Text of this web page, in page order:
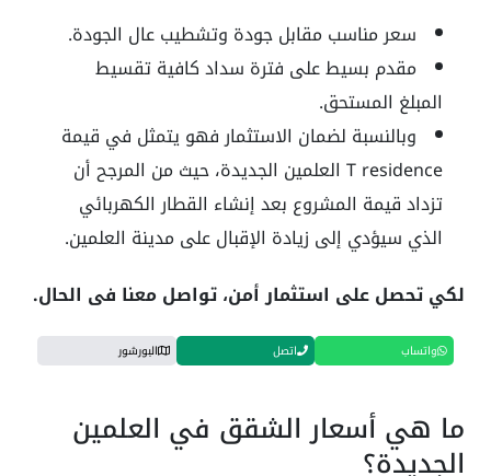
سعر مناسب مقابل جودة وتشطيب عال الجودة.
مقدم بسيط على فترة سداد كافية تقسيط
المبلغ المستحق.
وبالنسبة لضمان الاستثمار فهو يتمثل في قيمة
T residence العلمين الجديدة، حيث من المرجح أن
تزداد قيمة المشروع بعد إنشاء القطار الكهربائي
الذي سيؤدي إلى زيادة الإقبال على مدينة العلمين.
لكي تحصل على استثمار أمن، تواصل معنا فى الحال.
واتساب اتصل البورشور
ما هي أسعار الشقق في العلمين
الجديدة؟